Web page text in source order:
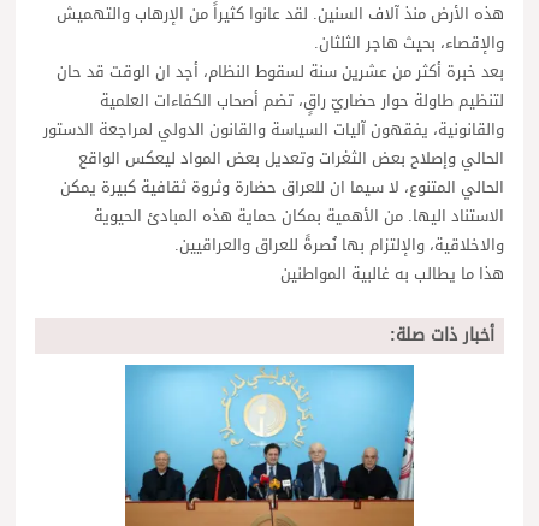
هذه الأرض منذ آلاف السنين. لقد عانوا كثيراً من الإرهاب والتهميش
والإقصاء، بحيث هاجر الثلثان.
بعد خبرة أكثر من عشرين سنة لسقوط النظام، أجد ان الوقت قد حان
لتنظيم طاولة حوار حضاريّ راقٍ، تضم أصحاب الكفاءات العلمية
والقانونية، يفقهون آليات السياسة والقانون الدولي لمراجعة الدستور
الحالي وإصلاح بعض الثغرات وتعديل بعض المواد ليعكس الواقع
الحالي المتنوع، لا سيما ان للعراق حضارة وثروة ثقافية كبيرة يمكن
الاستناد اليها. من الأهمية بمكان حماية هذه المبادئ الحيوية
والاخلاقية، والإلتزام بها نُصرةً للعراق والعراقيين.
هذا ما يطالب به غالبية المواطنين
أخبار ذات صلة: